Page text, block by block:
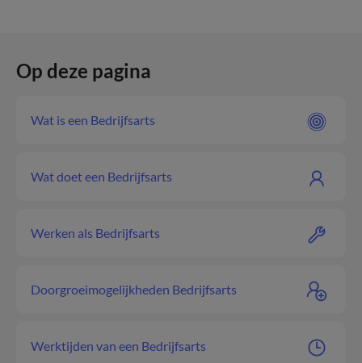
Op deze pagina
Wat is een Bedrijfsarts
Wat doet een Bedrijfsarts
Werken als Bedrijfsarts
Doorgroeimogelijkheden Bedrijfsarts
Werktijden van een Bedrijfsarts